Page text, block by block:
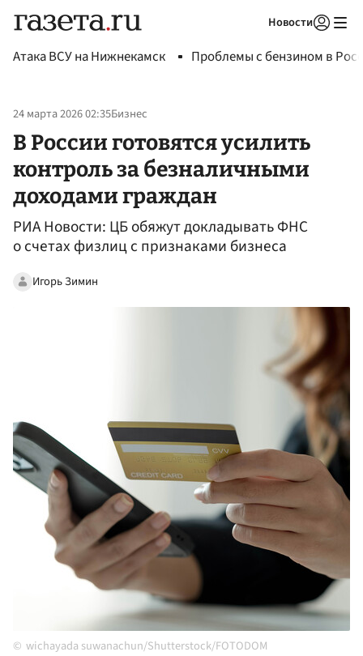
Новости
Атака ВСУ на Нижнекамск Проблемы с бензином в
24 марта 2026 02:35Бизнес
В России готовятся усилить
контроль за безналичными
доходами граждан
РИА Новости: ЦБ обяжут докладывать ФНС
о счетах физлиц с признаками бизнеса
Игорь Зимин
wichayada suwanachun/Shutterstock/FOTODOM